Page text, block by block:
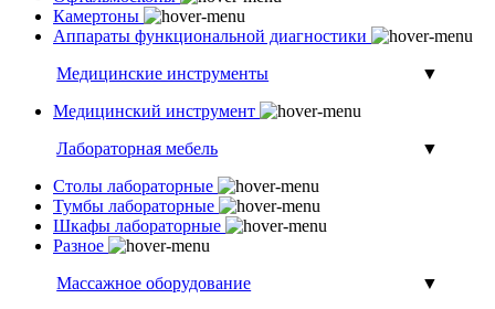
Камертоны
Аппараты функциональной диагностики
Медицинские инструменты
▼
Медицинский инструмент
Лабораторная мебель
▼
Столы лабораторные
Тумбы лабораторные
Шкафы лабораторные
Разное
Массажное оборудование
▼